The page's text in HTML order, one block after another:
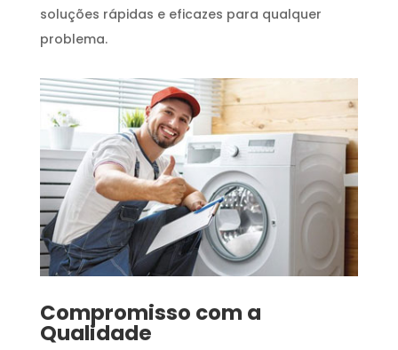
soluções rápidas e eficazes para qualquer
problema.
Compromisso com a
Qualidade